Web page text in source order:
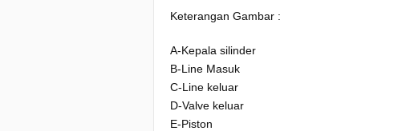
Keterangan Gambar :
A-Kepala silinder
B-Line Masuk
C-Line keluar
D-Valve keluar
E-Piston